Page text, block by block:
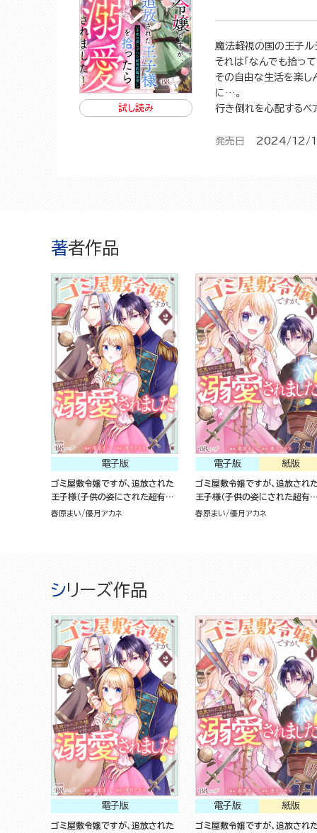
試し読み
魔法軽視の国の王子ル
それは「なんでも拾っ
その自由な生活を楽し
に…。
行き倒れを心配するベ
発売日 2024/12/
著者作品
電子版
ゴミ屋敷令嬢ですが、追放された
王子様（子供の姿にされた超有能
魔法使い）を拾ったら溺愛されま
春原まい 優月アカネ
紙版
電子版
ゴミ屋敷令嬢ですが、追放され
王子様（子供の姿にされた超有
魔法使い）を拾ったら溺愛されま
春原まい 優月アカネ
シリーズ作品
電子版
ゴミ屋敷令嬢ですが、追放された
紙版
電子版
ゴミ屋敷令嬢ですが、追放され